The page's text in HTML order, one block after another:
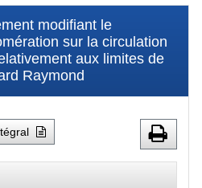
modifiant le
sur la circulation
aux limites de
Raymond